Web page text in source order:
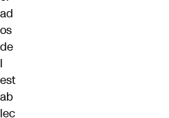
ad
os
de
l
est
ab
lec